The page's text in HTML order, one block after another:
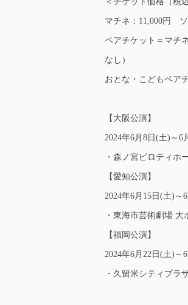
マチネ：11,000円 ソ
ペアチケット＝マチ
なし）
おとな・こどもペア
【大阪公演】
2024年6月8日(土)～6
・森ノ宮ピロティホ
【愛知公演】
2024年6月15日(土)～
・東海市芸術劇場 大
【福岡公演】
2024年6月22日(土)～
・久留米シティプラ